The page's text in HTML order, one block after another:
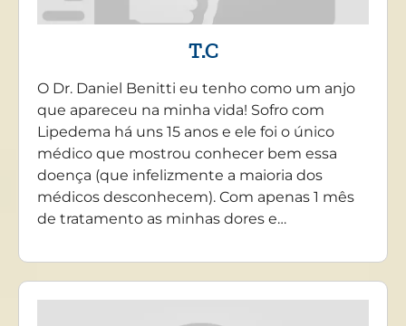
T.C
O Dr. Daniel Benitti eu tenho como um anjo
que apareceu na minha vida! Sofro com
Lipedema há uns 15 anos e ele foi o único
médico que mostrou conhecer bem essa
doença (que infelizmente a maioria dos
médicos desconhecem). Com apenas 1 mês
de tratamento as minhas dores e…